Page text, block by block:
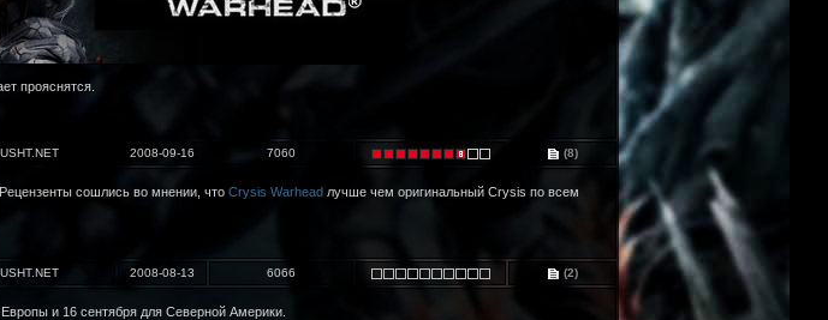
прояснятся.
2008-09-16 7060 (8)
сошлись во мнении, что Crysis Warheadлучше чем оригинальный Crysis по всем
2008-08-13 6066 (2)
и 16 сентября для Северной Америки.